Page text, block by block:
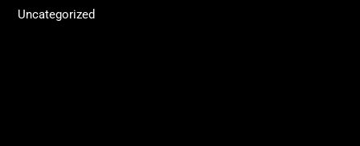
Uncategorized